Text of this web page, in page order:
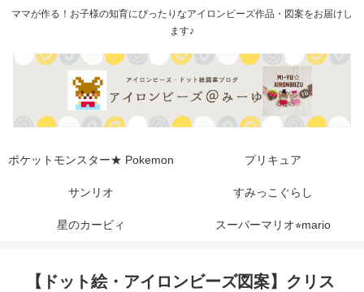
ママが作る！お子様の知育にぴったりなアイロンビーズ作品・図案をお届けし
ます♪
ポケットモンスター★ Pokemon プリキュア
サンリオ すみっこぐらし
星のカービィ スーパーマリオ⭐︎mario
【ドット絵・アイロンビーズ図案】クリス